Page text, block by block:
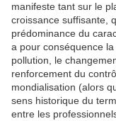
manifeste tant sur le
croissance suffisante,
prédominance du
a pour conséquence la
pollution, le
renforcement du
mondialisation (alors
sens historique du
entre les